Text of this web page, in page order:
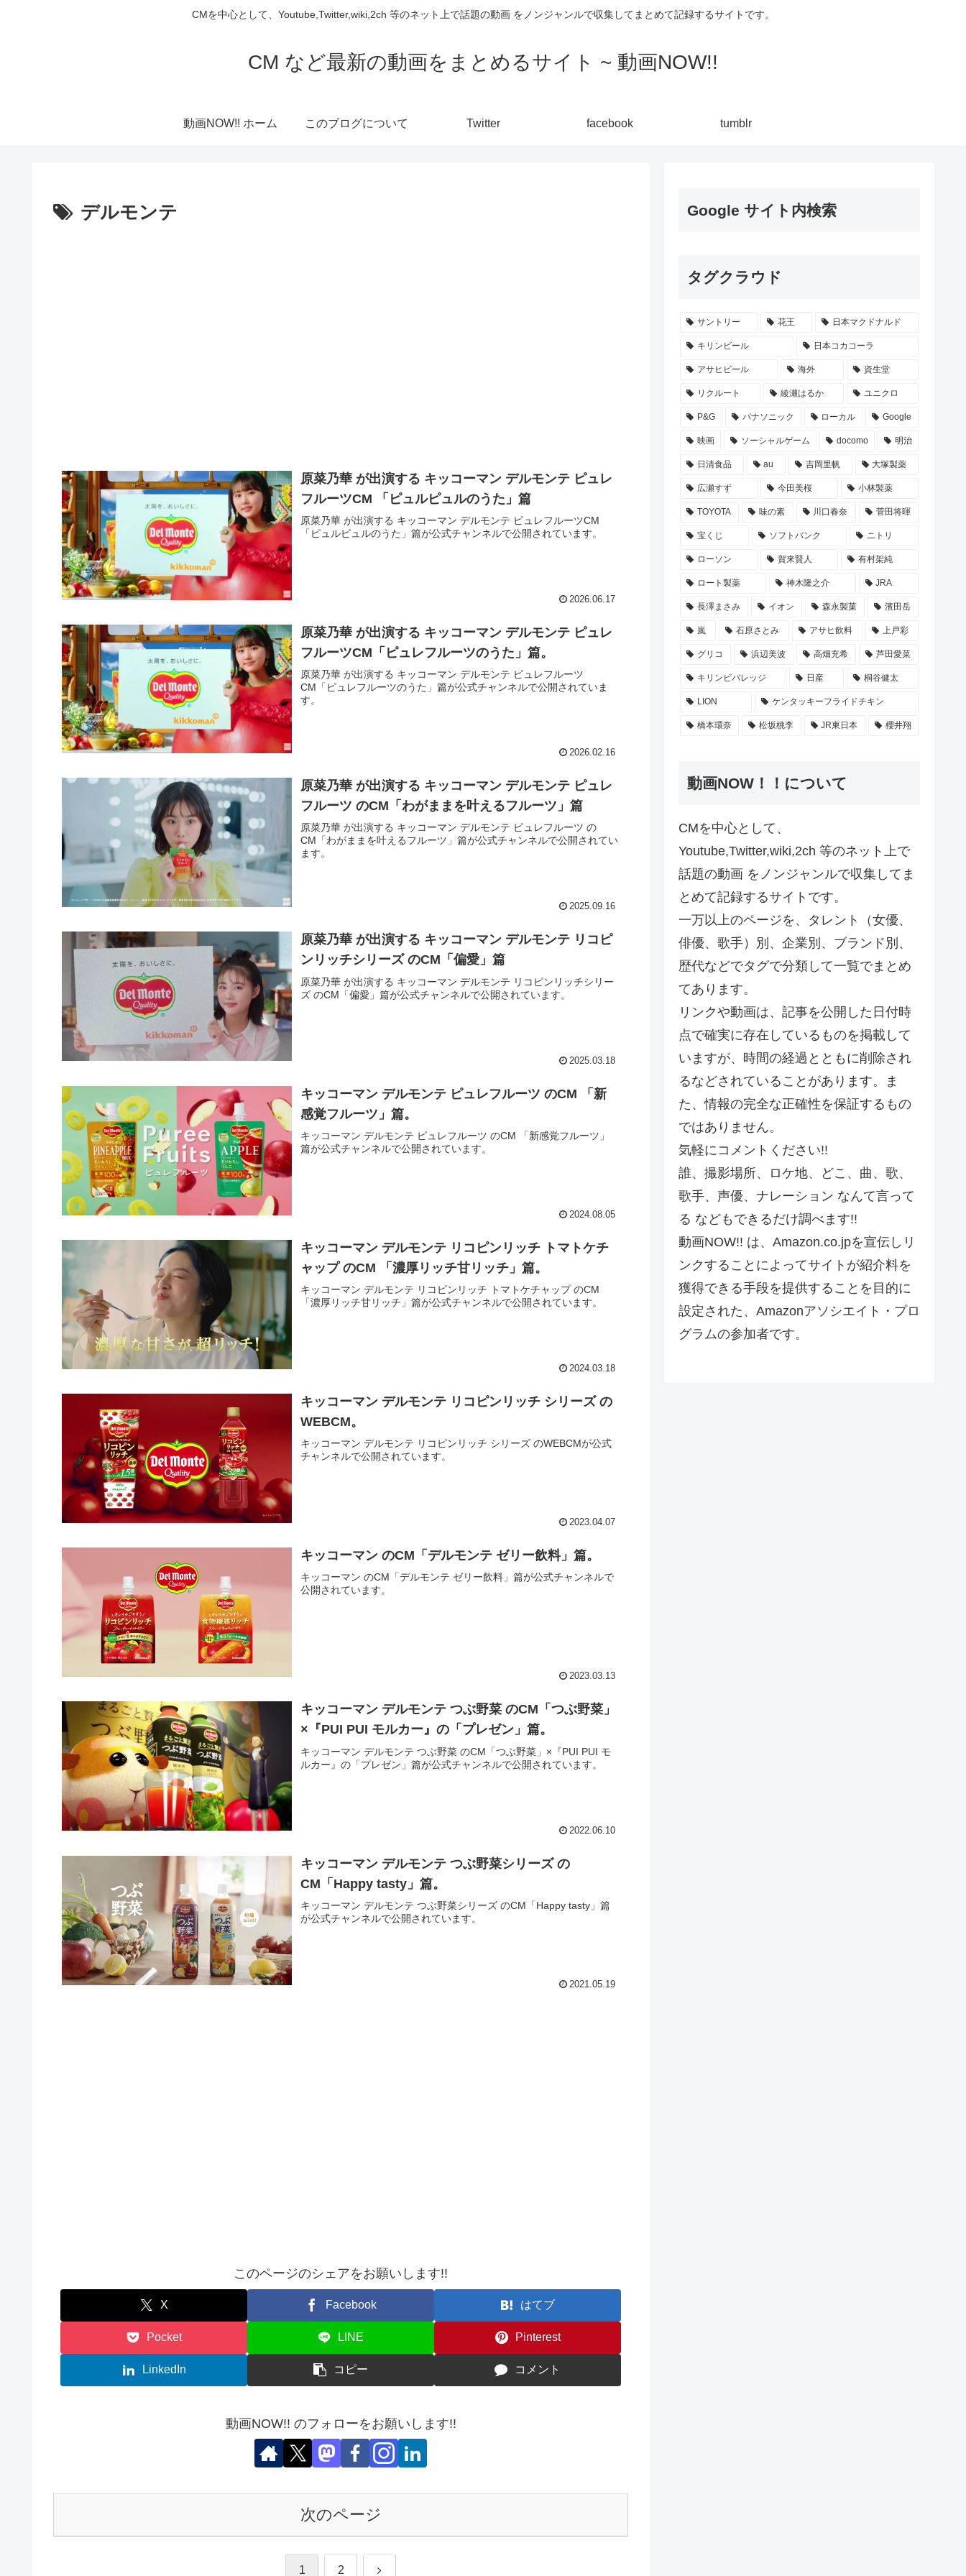
CMを中心として、Youtube,Twitter,wiki,2ch 等のネット上で話題の動画 をノンジャンルで収集してまとめて記録するサイトです。
CM など最新の動画をまとめるサイト ~ 動画NOW!!
動画NOW!! ホーム このブログについて Twitter facebook tumblr
デルモンテ
原菜乃華 が出演する キッコーマン デルモンテ ピュレ
フルーツCM 「ピュルピュルのうた」篇
原菜乃華 が出演する キッコーマン デルモンテ ピュレフルーツCM
「ピュルピュルのうた」篇が公式チャンネルで公開されています。
2026.06.17
原菜乃華 が出演する キッコーマン デルモンテ ピュレ
フルーツCM「ピュレフルーツのうた」篇。
原菜乃華 が出演する キッコーマン デルモンテ ピュレフルーツ
CM「ピュレフルーツのうた」篇が公式チャンネルで公開されていま
す。
2026.02.16
原菜乃華 が出演する キッコーマン デルモンテ ピュレ
フルーツ のCM「わがままを叶えるフルーツ」篇
原菜乃華 が出演する キッコーマン デルモンテ ピュレフルーツ の
CM「わがままを叶えるフルーツ」篇が公式チャンネルで公開されてい
ます。
2025.09.16
原菜乃華 が出演する キッコーマン デルモンテ リコピ
ンリッチシリーズ のCM「偏愛」篇
原菜乃華 が出演する キッコーマン デルモンテ リコピンリッチシリー
ズ のCM「偏愛」篇が公式チャンネルで公開されています。
2025.03.18
キッコーマン デルモンテ ピュレフルーツ のCM 「新
感覚フルーツ」篇。
キッコーマン デルモンテ ピュレフルーツ のCM 「新感覚フルーツ」
篇が公式チャンネルで公開されています。
2024.08.05
キッコーマン デルモンテ リコピンリッチ トマトケチ
ャップ のCM 「濃厚リッチ甘リッチ」篇。
キッコーマン デルモンテ リコピンリッチ トマトケチャップ のCM
「濃厚リッチ甘リッチ」篇が公式チャンネルで公開されています。
2024.03.18
キッコーマン デルモンテ リコピンリッチ シリーズ の
WEBCM。
キッコーマン デルモンテ リコピンリッチ シリーズ のWEBCMが公式
チャンネルで公開されています。
2023.04.07
キッコーマン のCM「デルモンテ ゼリー飲料」篇。
キッコーマン のCM「デルモンテ ゼリー飲料」篇が公式チャンネルで
公開されています。
2023.03.13
キッコーマン デルモンテ つぶ野菜 のCM「つぶ野菜」
×『PUI PUI モルカー』の「プレゼン」篇。
キッコーマン デルモンテ つぶ野菜 のCM「つぶ野菜」×『PUI PUI モ
ルカー』の「プレゼン」篇が公式チャンネルで公開されています。
2022.06.10
キッコーマン デルモンテ つぶ野菜シリーズ の
CM「Happy tasty」篇。
キッコーマン デルモンテ つぶ野菜シリーズ のCM「Happy tasty」篇
が公式チャンネルで公開されています。
2021.05.19
このページのシェアをお願いします!!
X Facebook はてブ
Pocket LINE Pinterest
LinkedIn コピー コメント
動画NOW!! のフォローをお願いします!!
次のページ
1 2 次
Google サイト内検索
タグクラウド
サントリー 花王 日本マクドナルド
キリンビール 日本コカコーラ
アサヒビール 海外 資生堂
リクルート 綾瀬はるか ユニクロ
P&G パナソニック ローカル Google
映画 ソーシャルゲーム docomo 明治
日清食品 au 吉岡里帆 大塚製薬
広瀬すず 今田美桜 小林製薬
TOYOTA 味の素 川口春奈 菅田将暉
宝くじ ソフトバンク ニトリ
ローソン 賀来賢人 有村架純
ロート製薬 神木隆之介 JRA
長澤まさみ イオン 森永製菓 濱田岳
嵐 石原さとみ アサヒ飲料 上戸彩
グリコ 浜辺美波 高畑充希 芦田愛菜
キリンビバレッジ 日産 桐谷健太
LION ケンタッキーフライドチキン
橋本環奈 松坂桃李 JR東日本 櫻井翔
動画NOW！！について
CMを中心として、
Youtube,Twitter,wiki,2ch 等のネット上で
話題の動画 をノンジャンルで収集してま
とめて記録するサイトです。
一万以上のページを、タレント（女優、
俳優、歌手）別、企業別、ブランド別、
歴代などでタグで分類して一覧でまとめ
てあります。
リンクや動画は、記事を公開した日付時
点で確実に存在しているものを掲載して
いますが、時間の経過とともに削除され
るなどされていることがあります。ま
た、情報の完全な正確性を保証するもの
ではありません。
気軽にコメントください!!
誰、撮影場所、ロケ地、どこ、曲、歌、
歌手、声優、ナレーション なんて言って
る などもできるだけ調べます!!
動画NOW!! は、Amazon.co.jpを宣伝しリ
ンクすることによってサイトが紹介料を
獲得できる手段を提供することを目的に
設定された、Amazonアソシエイト・プロ
グラムの参加者です。